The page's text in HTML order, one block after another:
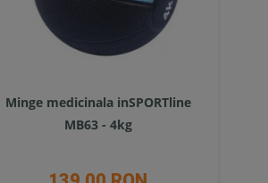
Minge medicinala inSPORTline
MB63 - 4kg